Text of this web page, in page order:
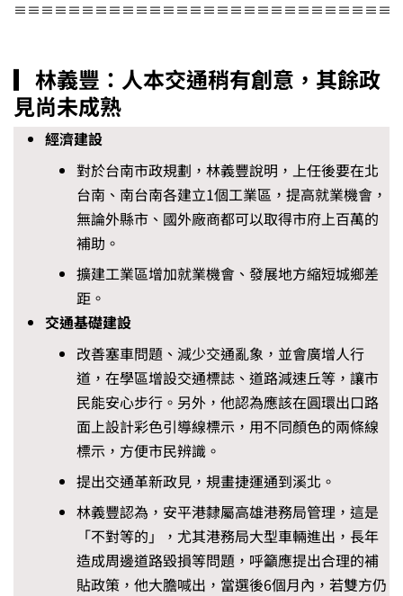
≡≡≡≡≡≡≡≡≡≡≡≡≡≡≡≡≡≡≡≡≡≡≡≡≡≡≡≡
▎林義豐：人本交通稍有創意，其餘政
見尚未成熟
經濟建設
對於台南市政規劃，林義豐說明，上任後要在北
台南、南台南各建立1個工業區，提高就業機會，
無論外縣市、國外廠商都可以取得市府上百萬的
補助。
擴建工業區增加就業機會、發展地方縮短城鄉差
距。
交通基礎建設
改善塞車問題、減少交通亂象，並會廣增人行
道，在學區增設交通標誌、道路減速丘等，讓市
民能安心步行。另外，他認為應該在圓環出口路
面上設計彩色引導線標示，用不同顏色的兩條線
標示，方便市民辨識。
提出交通革新政見，規畫捷運通到溪北。
林義豐認為，安平港隸屬高雄港務局管理，這是
「不對等的」，尤其港務局大型車輛進出，長年
造成周邊道路毀損等問題，呼籲應提出合理的補
貼政策，他大膽喊出，當選後6個月內，若雙方仍